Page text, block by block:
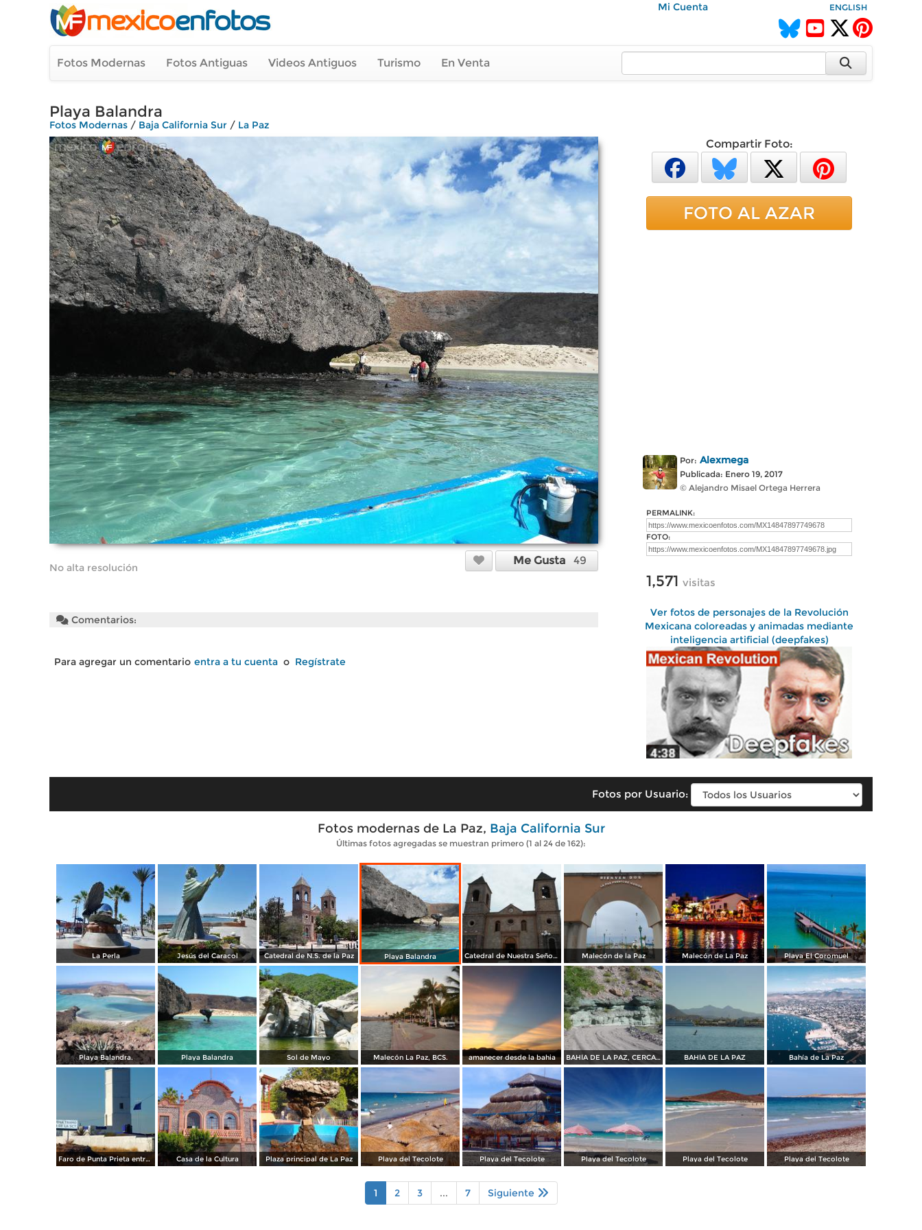
Mi Cuenta ENGLISH
Fotos Modernas Fotos Antiguas Videos Antiguos Turismo En Venta
Playa Balandra
Fotos Modernas / Baja California Sur / La Paz
No alta resolución
Me Gusta 49
Comentarios:
Para agregar un comentario entra a tu cuenta o Regístrate
Compartir Foto:
FOTO AL AZAR
Por: Alexmega
Publicada: Enero 19, 2017
© Alejandro Misael Ortega Herrera
PERMALINK:
FOTO:
1,571 visitas
Ver fotos de personajes de la Revolución
Mexicana coloreadas y animadas mediante
inteligencia artificial (deepfakes)
Fotos por Usuario:
Fotos modernas de La Paz, Baja California Sur
Últimas fotos agregadas se muestran primero (1 al 24 de 162):
La Perla Jesús del Caracol Catedral de N.S. de la Paz Playa Balandra Catedral de Nuestra Señora de la Paz Malecón de la Paz Malecón de La Paz Playa El Coromuel
Playa Balandra. Playa Balandra Sol de Mayo Malecón La Paz, BCS. amanecer desde la bahia BAHÍA DE LA PAZ, CERCA DE SAN JUAN DE LA COSTA BAHÍA DE LA PAZ Bahía de La Paz
Faro de Punta Prieta entre la Paz y Pichilingue Casa de la Cultura Plaza principal de La Paz Playa del Tecolote Playa del Tecolote Playa del Tecolote Playa del Tecolote Playa del Tecolote
1 2 3 ... 7 Siguiente